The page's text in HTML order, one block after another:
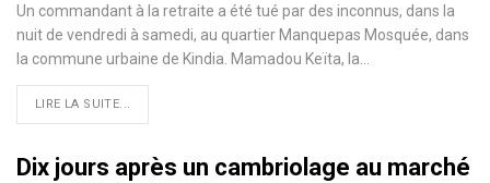
Un commandant à la retraite a été tué par des inconnus, dans la
nuit de vendredi à samedi, au quartier Manquepas Mosquée, dans
la commune urbaine de Kindia. Mamadou Keïta, la
LIRE LA SUITE...
Dix jours après un cambriolage au marché